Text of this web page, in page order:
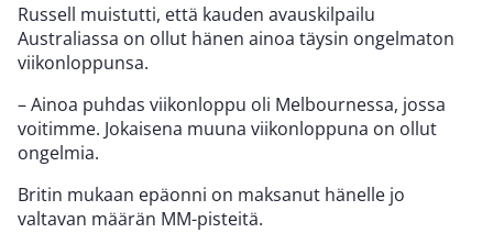
Russell muistutti, että kauden avauskilpailu
Australiassa on ollut hänen ainoa täysin ongelmaton
viikonloppunsa.
– Ainoa puhdas viikonloppu oli Melbournessa, jossa
voitimme. Jokaisena muuna viikonloppuna on ollut
ongelmia.
Britin mukaan epäonni on maksanut hänelle jo
valtavan määrän MM-pisteitä.